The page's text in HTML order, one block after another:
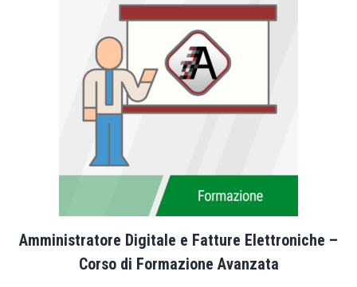
Amministratore Digitale e Fatture Elettroniche –
Corso di Formazione Avanzata